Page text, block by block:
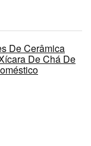
De Cerâmica
De Chá De